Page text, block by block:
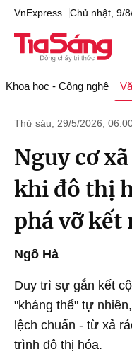
VnExpress Chủ nhật, 9/
Khoa học - Công nghệ
Thứ sáu, 29/5/2026,
Nguy cơ
khi đô thị
phá vỡ kết
Ngô Hà
Duy trì sự gắn kết
"kháng thể" tự
lệch chuẩn - từ xả
trình đô thị hóa.